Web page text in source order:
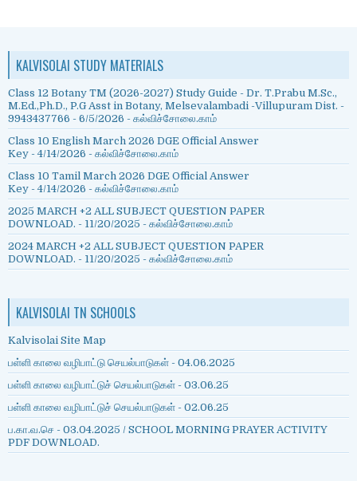
KALVISOLAI STUDY MATERIALS
Class 12 Botany TM (2026-2027) Study Guide - Dr. T.Prabu M.Sc.,
M.Ed.,Ph.D., P.G Asst in Botany, Melsevalambadi -Villupuram Dist. -
9943437766 - 6/5/2026 - கல்விச்சோலை.காம்
Class 10 English March 2026 DGE Official Answer
Key - 4/14/2026 - கல்விச்சோலை.காம்
Class 10 Tamil March 2026 DGE Official Answer
Key - 4/14/2026 - கல்விச்சோலை.காம்
2025 MARCH +2 ALL SUBJECT QUESTION PAPER
DOWNLOAD. - 11/20/2025 - கல்விச்சோலை.காம்
2024 MARCH +2 ALL SUBJECT QUESTION PAPER
DOWNLOAD. - 11/20/2025 - கல்விச்சோலை.காம்
KALVISOLAI TN SCHOOLS
Kalvisolai Site Map
பள்ளி காலை வழிபாட்டு செயல்பாடுகள் - 04.06.2025
பள்ளி காலை வழிபாட்டுச் செயல்பாடுகள் - 03.06.25
பள்ளி காலை வழிபாட்டுச் செயல்பாடுகள் - 02.06.25
ப.கா.வ.செ - 03.04.2025 / SCHOOL MORNING PRAYER ACTIVITY
PDF DOWNLOAD.